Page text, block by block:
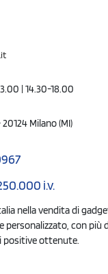
| 14.30-18.00
Milano (MI)
i.v.
nella vendita di
personalizzato, con più
positive ottenute.